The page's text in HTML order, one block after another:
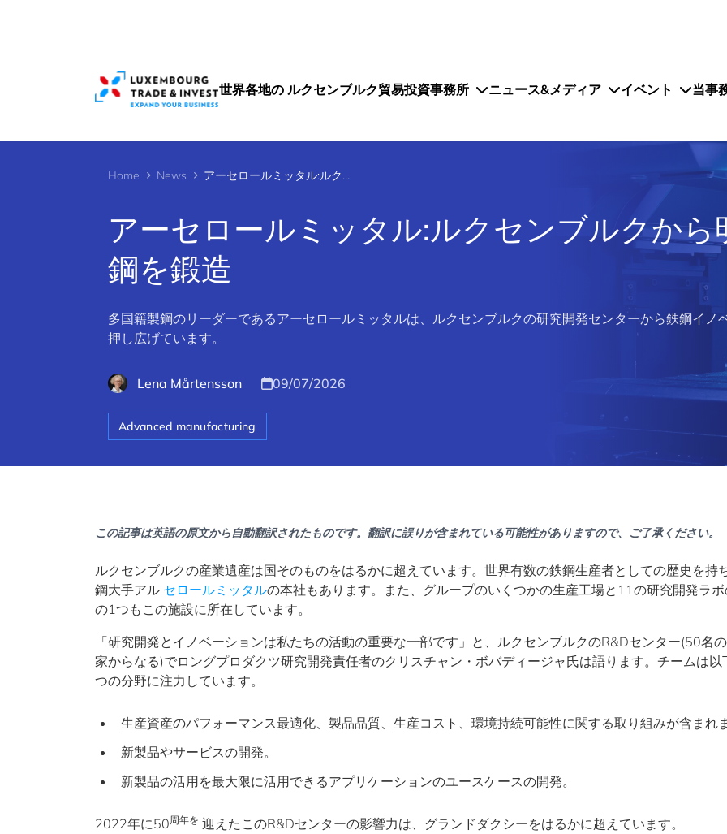
世界各地の ルクセンブルク貿易投資事務所 ニュース&メディア イベント 当事
Home News アーセロールミッタル:ルクセンブルクから明日の鋼を鍛造
アーセロールミッタル:ルクセンブルクから
鋼を鍛造
多国籍製鋼のリーダーであるアーセロールミッタルは、ルクセンブルクの研究開発センターから鉄鋼イノ
押し広げています。
Lena Mårtensson 09/07/2026
Advanced manufacturing
この記事は英語の原文から自動翻訳されたものです。翻訳に誤りが含まれている可能性がありますので、ご了承ください。
ルクセンブルクの産業遺産は国そのものをはるかに超えています。世界有数の鉄鋼生産者としての歴史を持
鋼大手アル セロールミッタルの本社もあります。また、グループのいくつかの生産工場と11の研究開発ラボ
の1つもこの施設に所在しています。
「研究開発とイノベーションは私たちの活動の重要な一部です」と、ルクセンブルクのR&Dセンター(50名
家からなる)でロングプロダクツ研究開発責任者のクリスチャン・ボバディージャ氏は語ります。チームは以
つの分野に注力しています。
生産資産のパフォーマンス最適化、製品品質、生産コスト、環境持続可能性に関する取り組みが含まれま
新製品やサービスの開発。
新製品の活用を最大限に活用できるアプリケーションのユースケースの開発。
2022年に50周年を 迎えたこのR&Dセンターの影響力は、グランドダクシーをはるかに超えています。